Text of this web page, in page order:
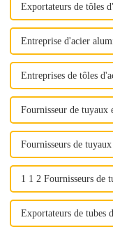
Exportateurs de tôles
Entreprise d'acier
Entreprises de tôles
Fournisseur de tuyaux
Fournisseurs de
1 1 2 Fournisseurs de
Exportateurs de tubes